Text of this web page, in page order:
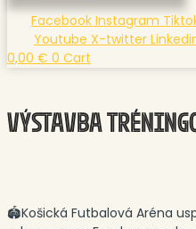
Facebook Instagram
Youtube X-twitter
0,00 € 0 Cart
VÝSTAVBA
🏟Košická Futbalová Aréna